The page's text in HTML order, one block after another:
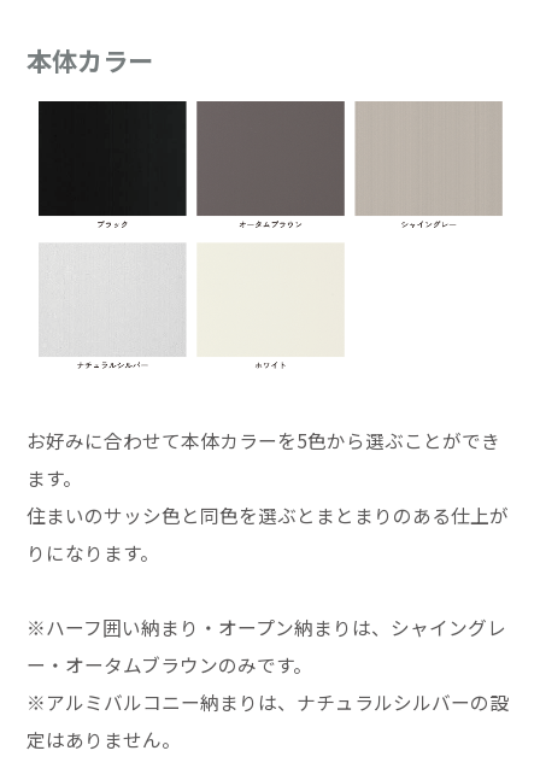
本体カラー
お好みに合わせて本体カラーを5色から選ぶことができ
ます。
住まいのサッシ色と同色を選ぶとまとまりのある仕上が
りになります。
※ハーフ囲い納まり・オープン納まりは、シャイングレ
ー・オータムブラウンのみです。
※アルミバルコニー納まりは、ナチュラルシルバーの設
定はありません。